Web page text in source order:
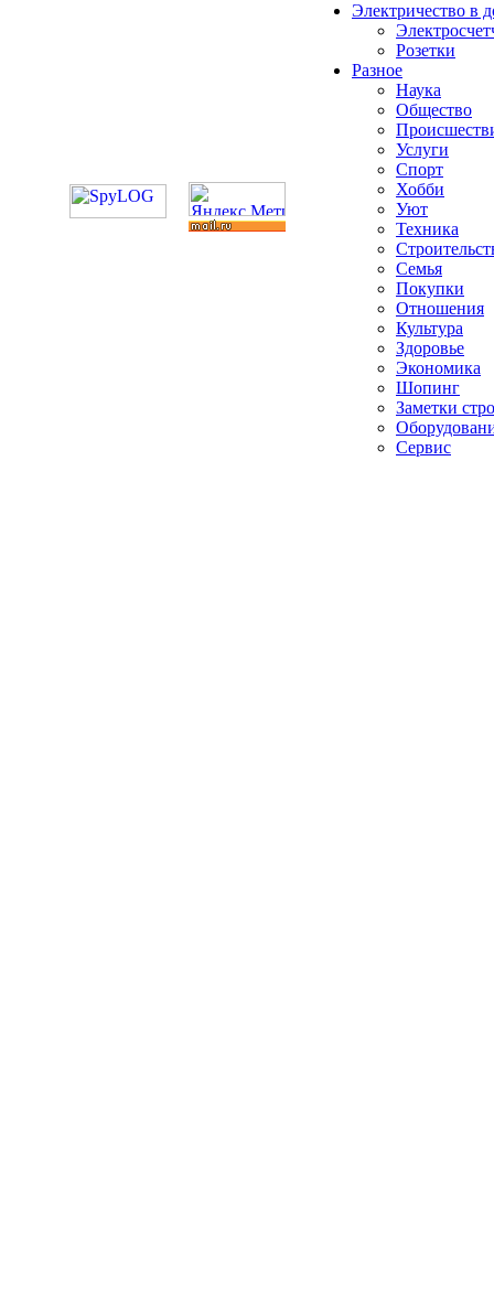
Электричество в
Розетки
Разное
Наука
Общество
Услуги
Спорт
Хобби
Уют
Техника
Семья
Покупки
Отношения
Культура
Здоровье
Экономика
Шопинг
Заметки
Сервис